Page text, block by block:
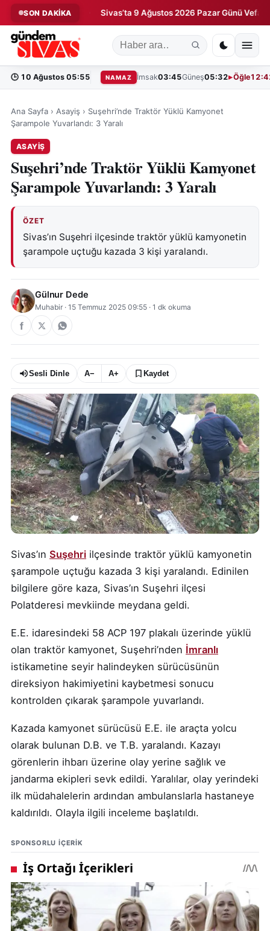
SON DAKİKA
Kaldırdı! ◆ Sivas’ta 9 Ağustos 2026 Pazar Günü Vefat
🕒 10 Ağustos 05:55 NAMAZ İmsak03:45Güneş05:32 Öğle
Ana Sayfa › Asayiş › Suşehri’nde Traktör Yüklü Kamyonet
Şarampole Yuvarlandı: 3 Yaralı
ASAYIŞ
Suşehri’nde Traktör Yüklü Kamyonet
Şarampole Yuvarlandı: 3 Yaralı
ÖZET
Sivas’ın Suşehri ilçesinde traktör yüklü kamyonetin
şarampole uçtuğu kazada 3 kişi yaralandı.
Gülnur Dede
Muhabir · 15 Temmuz 2025 09:55 · 1 dk okuma
Sesli Dinle A− A+ Kaydet
Sivas’ın Suşehri ilçesinde traktör yüklü kamyonetin
şarampole uçtuğu kazada 3 kişi yaralandı. Edinilen
bilgilere göre kaza, Sivas’ın Suşehri ilçesi
Polatderesi mevkiinde meydana geldi.
E.E. idaresindeki 58 ACP 197 plakalı üzerinde yüklü
olan traktör kamyonet, Suşehri’nden İmranlı
istikametine seyir halindeyken sürücüsünün
direksiyon hakimiyetini kaybetmesi sonucu
kontrolden çıkarak şarampole yuvarlandı.
Kazada kamyonet sürücüsü E.E. ile araçta yolcu
olarak bulunan D.B. ve T.B. yaralandı. Kazayı
görenlerin ihbarı üzerine olay yerine sağlık ve
jandarma ekipleri sevk edildi. Yaralılar, olay yerindeki
ilk müdahalelerin ardından ambulanslarla hastaneye
kaldırıldı. Olayla ilgili inceleme başlatıldı.
SPONSORLU IÇERIK